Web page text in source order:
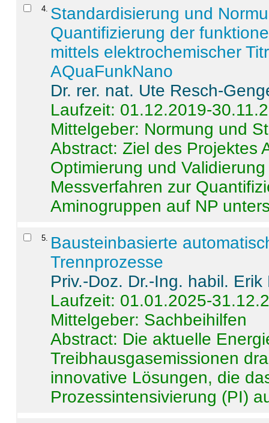
4 Standardisierung und
Quantifizierung der
mittels elektrochemischer
AQuaFunkNano
Dr. rer. nat. Ute Resch-
Laufzeit: 01.12.2019-
Mittelgeber: Normung und
Abstract:Ziel des Projektes
Optimierung und
Messverfahren zur
Aminogruppen auf NP
5
Bausteinbasierte
Trennprozesse
Priv.-Doz. Dr.-Ing. habil. Erik
Laufzeit: 01.01.2025-
Mittelgeber: Sachbeihilfen
Abstract: Die aktuelle
Treibhausgasemissionen
innovative Lösungen, die
Prozessintensivierung (PI)